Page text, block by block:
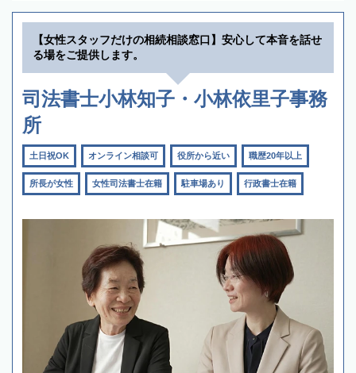
【女性スタッフだけの相続相談窓口】安心して本音を話せ
る場をご提供します。
司法書士小林知子・小林依里子事務
所
土日祝OK オンライン相談可 役所から近い 職歴20年以上
所長が女性 女性司法書士在籍 駐車場あり 行政書士在籍